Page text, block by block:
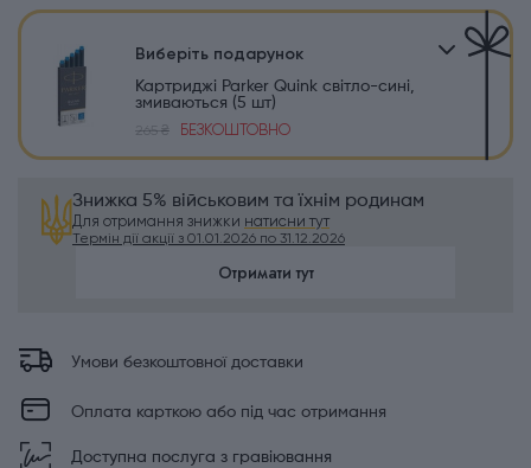
Виберіть подарунок
Картриджі Parker Quink світло-сині,
змиваються (5 шт)
265 ₴
БЕЗКОШТОВНО
Знижка 5% військовим та їхнім родинам
Для отримання знижки натисни тут
Термін дії акції з 01.01.2026 по 31.12.2026
Отримати тут
Умови безкоштовної доставки
Оплата карткою або під час отримання
Доступна послуга з гравіювання